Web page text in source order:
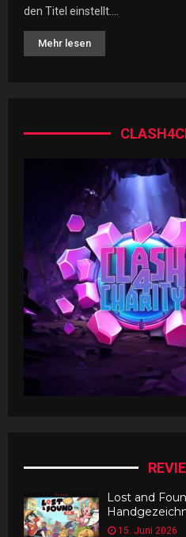
den Titel einstellt....
Mehr lesen
Lost and
15. Juni 2026